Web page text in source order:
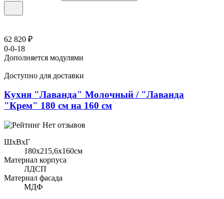
62 820 ₽
0-0-18
Дополняется модулями
Доступно для доставки
Кухня "Лаванда" Молочный / "Лаванда
"Крем" 180 см на 160 см
Нет отзывов
ШхВхГ
180x215,6х160см
Материал корпуса
ЛДСП
Материал фасада
МДФ